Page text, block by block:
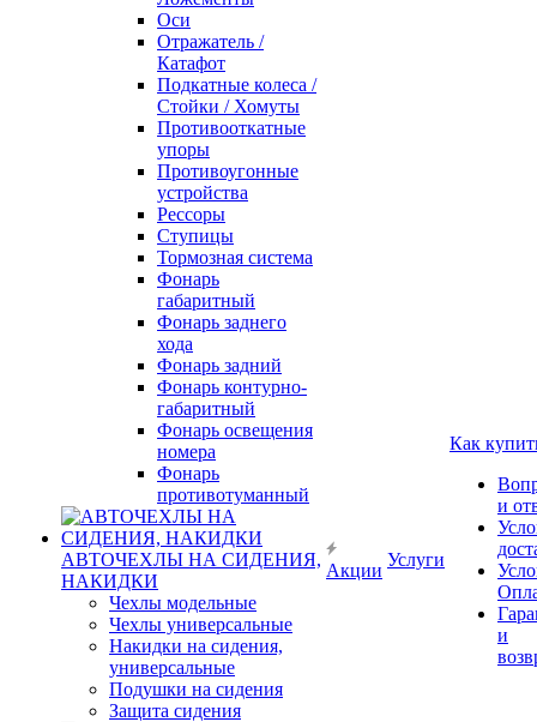
Оси
Отражатель /
Катафот
Подкатные колеса /
Стойки / Хомуты
Противооткатные
упоры
Противоугонные
устройства
Рессоры
Ступицы
Тормозная система
Фонарь
габаритный
Фонарь заднего
хода
Фонарь задний
Фонарь контурно-
габаритный
Фонарь освещения
номера
Фонарь
противотуманный
АВТОЧЕХЛЫ НА СИДЕНИЯ,
НАКИДКИ
Чехлы модельные
Чехлы универсальные
Накидки на сидения,
универсальные
Подушки на сидения
Защита сидения
Акции
Услуги
Как
и
и